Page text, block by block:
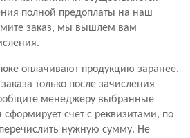
полной предоплаты на наш
заказ, мы вышлем вам
оплачивают продукцию заранее.
только после зачисления
менеджеру выбранные
счет с реквизитами, по
нужную сумму. Не